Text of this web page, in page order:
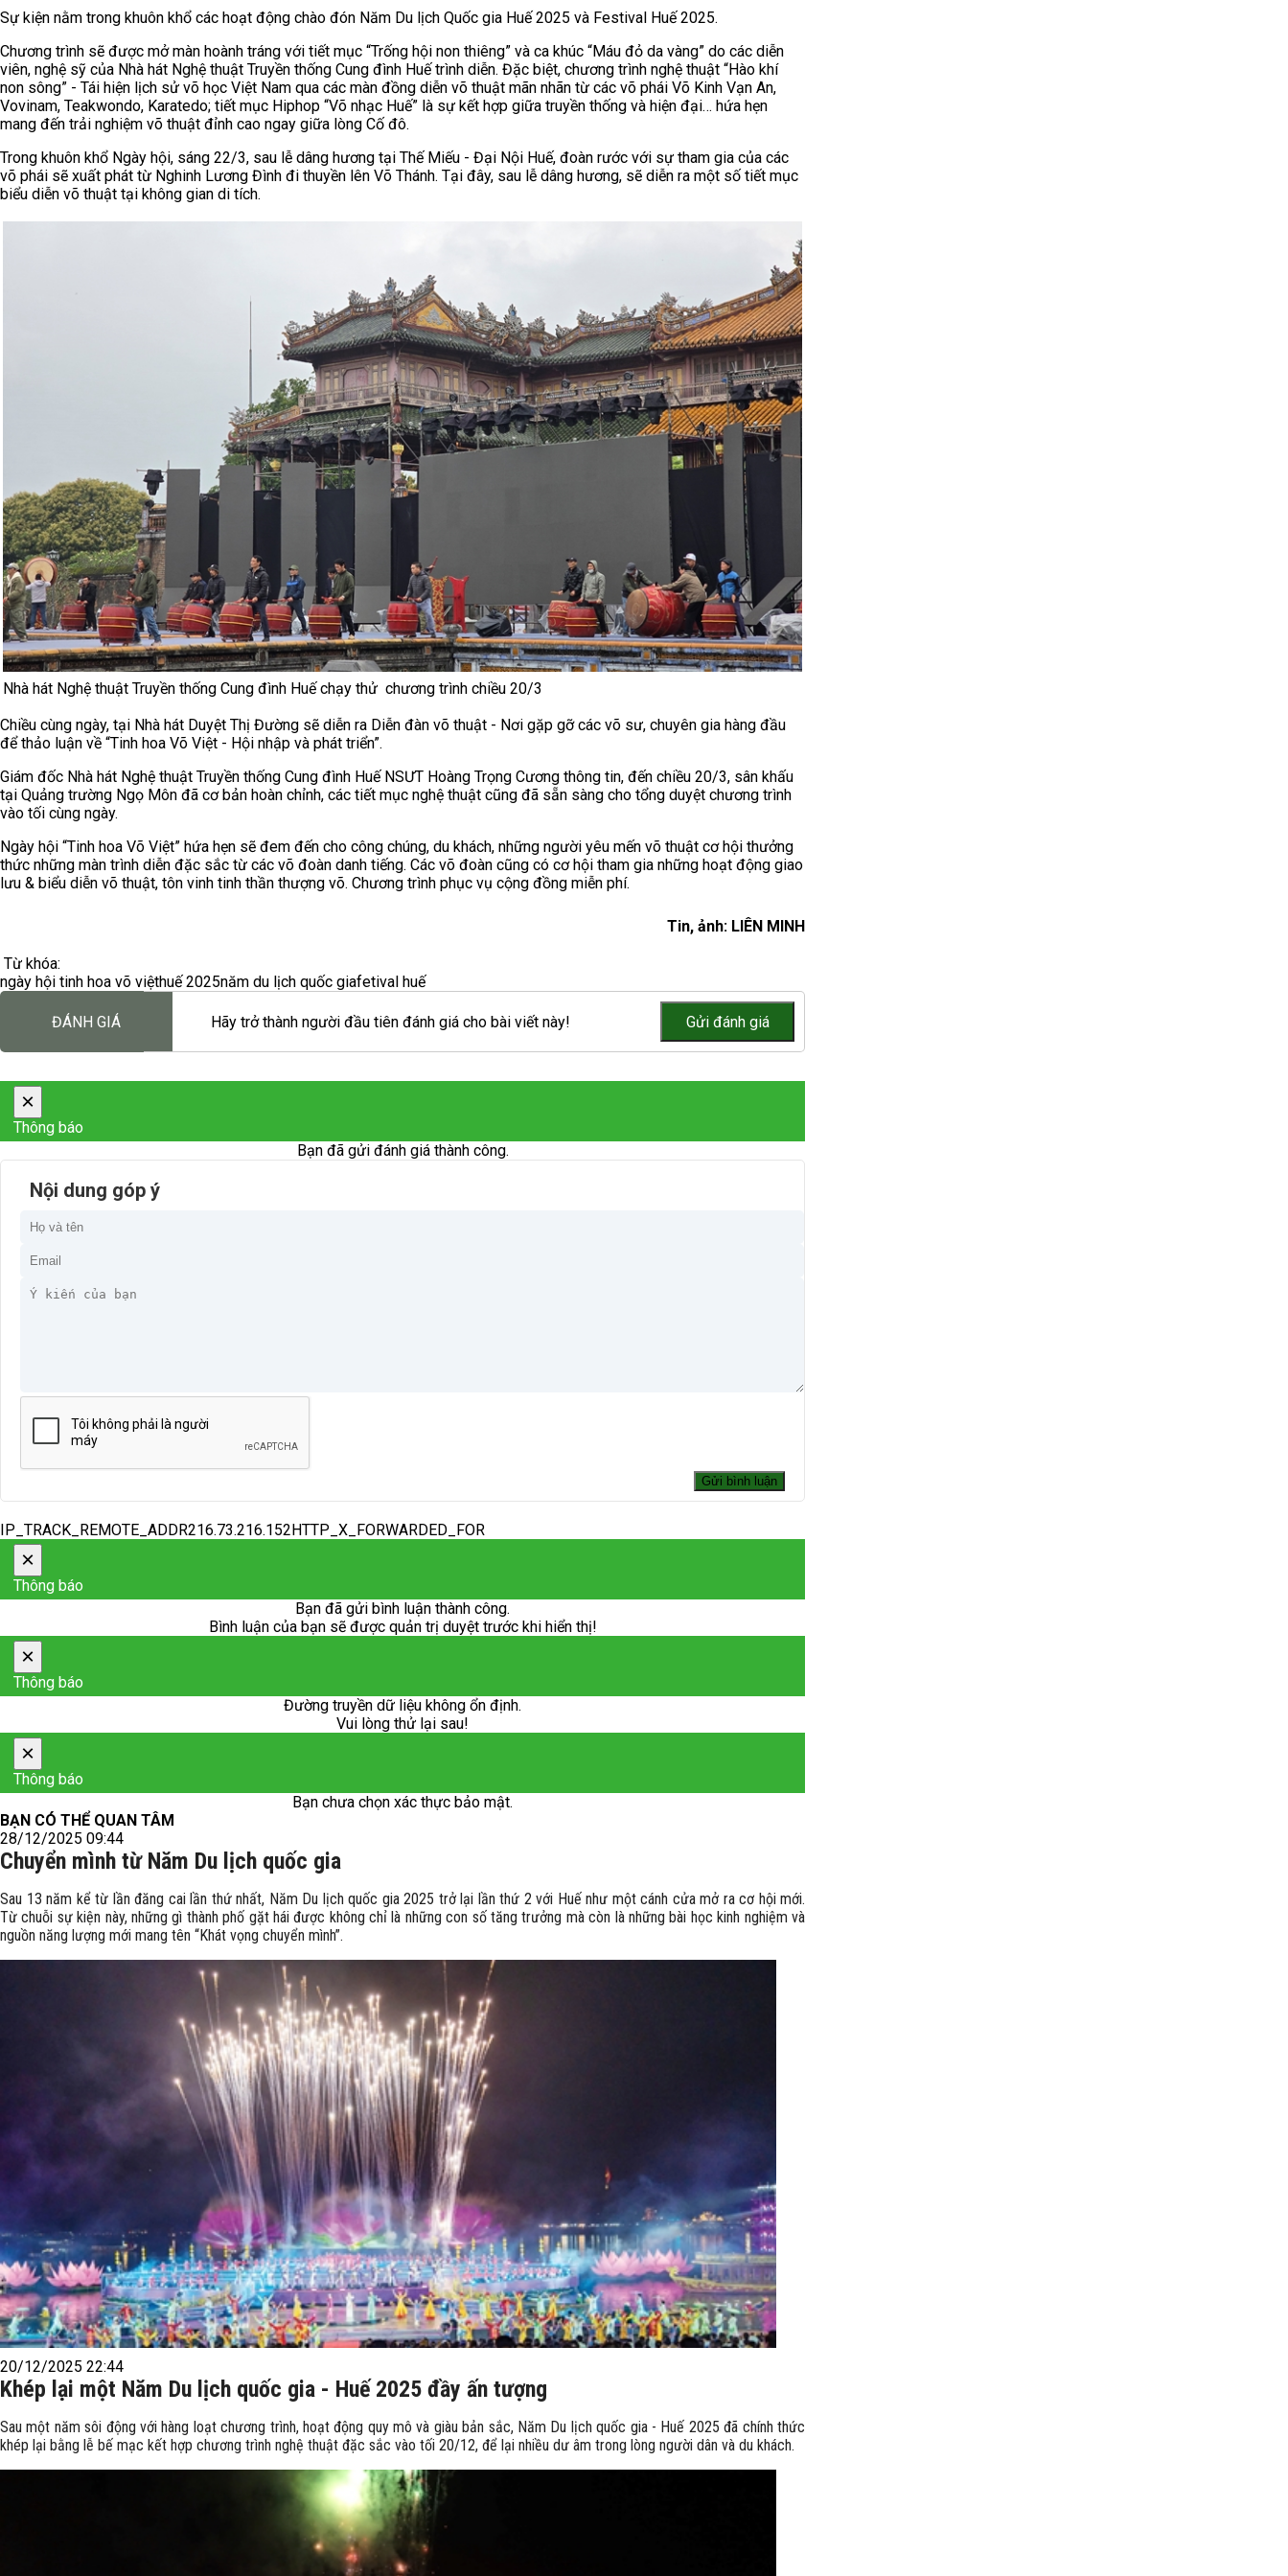
Sự kiện nằm trong khuôn khổ các hoạt động chào đón Năm Du lịch Quốc gia Huế 2025 và Festival Huế 2025.
Chương trình sẽ được mở màn hoành tráng với tiết mục “Trống hội non thiêng” và ca khúc “Máu đỏ da vàng” do các diễn
viên, nghệ sỹ của Nhà hát Nghệ thuật Truyền thống Cung đình Huế trình diễn. Đặc biệt, chương trình nghệ thuật “Hào khí
non sông” - Tái hiện lịch sử võ học Việt Nam qua các màn đồng diễn võ thuật mãn nhãn từ các võ phái Võ Kinh Vạn An,
Vovinam, Teakwondo, Karatedo; tiết mục Hiphop “Võ nhạc Huế” là sự kết hợp giữa truyền thống và hiện đại… hứa hẹn
mang đến trải nghiệm võ thuật đỉnh cao ngay giữa lòng Cố đô.
Trong khuôn khổ Ngày hội, sáng 22/3, sau lễ dâng hương tại Thế Miếu - Đại Nội Huế, đoàn rước với sự tham gia của các
võ phái sẽ xuất phát từ Nghinh Lương Đình đi thuyền lên Võ Thánh. Tại đây, sau lễ dâng hương, sẽ diễn ra một số tiết mục
biểu diễn võ thuật tại không gian di tích.
Nhà hát Nghệ thuật Truyền thống Cung đình Huế chạy thử chương trình chiều 20/3
Chiều cùng ngày, tại Nhà hát Duyệt Thị Đường sẽ diễn ra Diễn đàn võ thuật - Nơi gặp gỡ các võ sư, chuyên gia hàng đầu
để thảo luận về “Tinh hoa Võ Việt - Hội nhập và phát triển”.
Giám đốc Nhà hát Nghệ thuật Truyền thống Cung đình Huế NSƯT Hoàng Trọng Cương thông tin, đến chiều 20/3, sân khấu
tại Quảng trường Ngọ Môn đã cơ bản hoàn chỉnh, các tiết mục nghệ thuật cũng đã sẵn sàng cho tổng duyệt chương trình
vào tối cùng ngày.
Ngày hội “Tinh hoa Võ Việt” hứa hẹn sẽ đem đến cho công chúng, du khách, những người yêu mến võ thuật cơ hội thưởng
thức những màn trình diễn đặc sắc từ các võ đoàn danh tiếng. Các võ đoàn cũng có cơ hội tham gia những hoạt động giao
lưu & biểu diễn võ thuật, tôn vinh tinh thần thượng võ. Chương trình phục vụ cộng đồng miễn phí.
Tin, ảnh: LIÊN MINH
Từ khóa:
ngày hội tinh hoa võ việthuế 2025năm du lịch quốc giafetival huế
ĐÁNH GIÁ Hãy trở thành người đầu tiên đánh giá cho bài viết này!
×
Thông báo
Bạn đã gửi đánh giá thành công.
Nội dung góp ý
IP_TRACK_REMOTE_ADDR216.73.216.152HTTP_X_FORWARDED_FOR
×
Thông báo
Bạn đã gửi bình luận thành công.
Bình luận của bạn sẽ được quản trị duyệt trước khi hiển thị!
×
Thông báo
Đường truyền dữ liệu không ổn định.
Vui lòng thử lại sau!
×
Thông báo
Bạn chưa chọn xác thực bảo mật.
BẠN CÓ THỂ QUAN TÂM
28/12/2025 09:44
Chuyển mình từ Năm Du lịch quốc gia
Sau 13 năm kể từ lần đăng cai lần thứ nhất, Năm Du lịch quốc gia 2025 trở lại lần thứ 2 với Huế như một cánh cửa mở ra cơ hội mới.
Từ chuỗi sự kiện này, những gì thành phố gặt hái được không chỉ là những con số tăng trưởng mà còn là những bài học kinh nghiệm và
nguồn năng lượng mới mang tên “Khát vọng chuyển mình”.
20/12/2025 22:44
Khép lại một Năm Du lịch quốc gia - Huế 2025 đầy ấn tượng
Sau một năm sôi động với hàng loạt chương trình, hoạt động quy mô và giàu bản sắc, Năm Du lịch quốc gia - Huế 2025 đã chính thức
khép lại bằng lễ bế mạc kết hợp chương trình nghệ thuật đặc sắc vào tối 20/12, để lại nhiều dư âm trong lòng người dân và du khách.